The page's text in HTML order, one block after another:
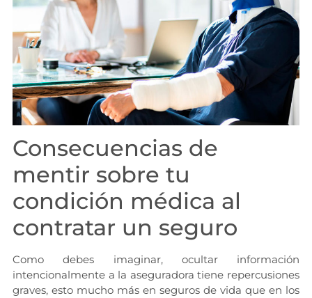
Consecuencias de
mentir sobre tu
condición médica al
contratar un seguro
Como debes imaginar, ocultar información
intencionalmente a la aseguradora tiene repercusiones
graves, esto mucho más en seguros de vida que en los